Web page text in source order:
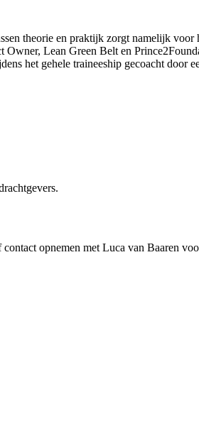
theorie en praktijk zorgt namelijk voor
Owner, Lean Green Belt en
het gehele traineeship gecoacht door
opnemen met Luca van Baaren